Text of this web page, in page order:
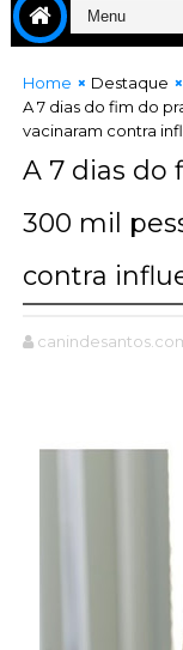
Home
Destaque
A 7 dias do fim do
vacinaram contra
A 7 dias do
300 mil
contra